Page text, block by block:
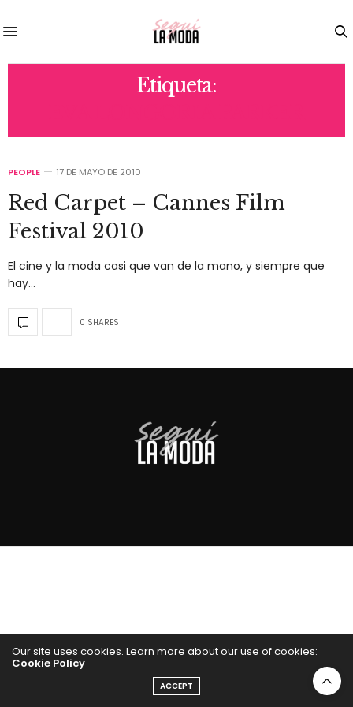
Etiqueta:
PEOPLE 17 DE MAYO DE 2010
Red Carpet – Cannes Film
Festival 2010
El cine y la moda casi que van de la mano, y siempre que
hay…
0 SHARES
Our site uses cookies. Learn more about our use of cookies:
Cookie Policy
ACCEPT